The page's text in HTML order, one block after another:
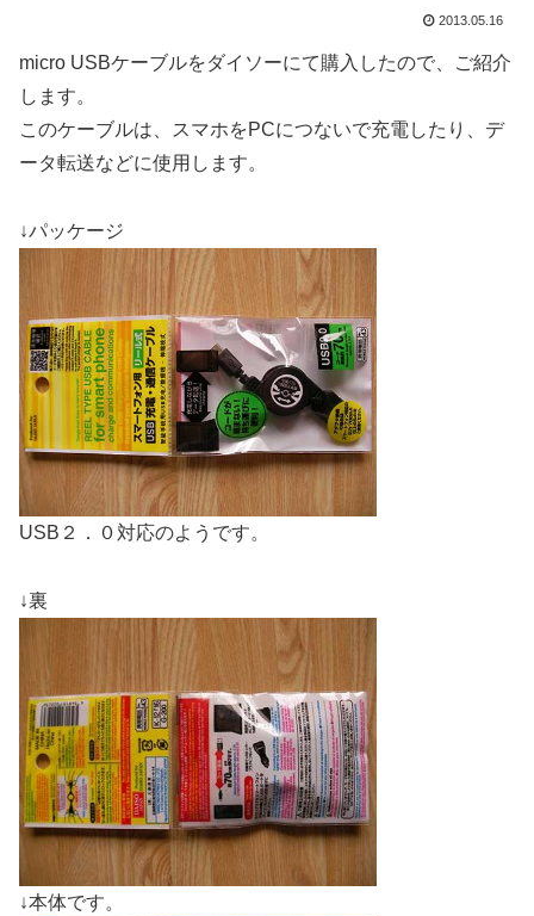
2013.05.16
micro USBケーブルをダイソーにて購入したので、ご紹介
します。
このケーブルは、スマホをPCにつないで充電したり、デ
ータ転送などに使用します。
↓パッケージ
USB２．０対応のようです。
↓裏
↓本体です。